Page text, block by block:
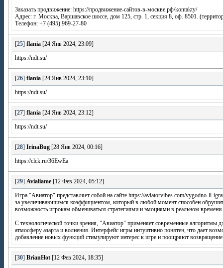
Заказать продвижение: https://продвижение-сайтов-в-москве.рф/kontakty/
Адрес: г. Москва, Варшавское шоссе, дом 125, стр. 1, секция 8, оф. 8501.
Телефон: +7 (495) 969-27-80
25 flania [24 Янв 2024, 23:09]
https://ndt.su/
26 flania [24 Янв 2024, 23:10]
https://ndt.su/
27 flania [24 Янв 2024, 23:12]
https://ndt.su/
28 IrinaBug [28 Янв 2024, 00:16]
https://clck.ru/36EwEa
29 Avialiame [12 Фев 2024, 05:12]
Игра "Авиатор" представляет собой на сайте https://aviatorvibes.com/vygodno-li-
за увеличивающимся коэффициентом, который в любой момент способен
возможность игрокам обмениваться стратегиями и эмоциями в реальном
С технологической точки зрения, "Авиатор" применяет современные алгоритмы
атмосферу азарта и волнения. Интерфейс игры интуитивно понятен, что дает
добавление новых функций стимулируют интерес к игре и поощряют
30 BrianHot [12 Фев 2024, 18:35]